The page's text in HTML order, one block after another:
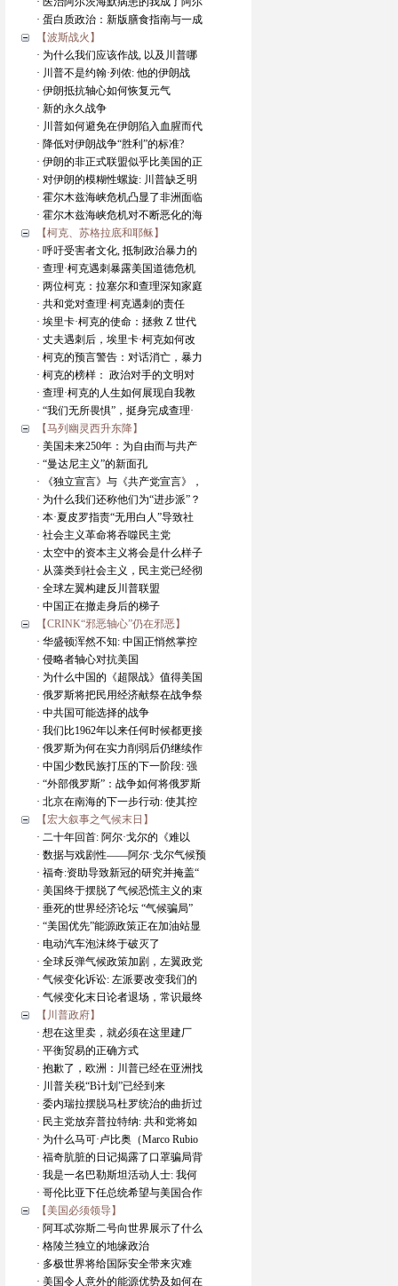
· 蛋白质政治：新版膳食指南与一成
【波斯战火】
· 为什么我们应该作战, 以及川普哪
· 川普不是约翰·列侬: 他的伊朗战
· 伊朗抵抗轴心如何恢复元气
· 新的永久战争
· 川普如何避免在伊朗陷入血腥而代
· 降低对伊朗战争“胜利”的标准?
· 伊朗的非正式联盟似乎比美国的正
· 对伊朗的模糊性螺旋: 川普缺乏明
· 霍尔木兹海峡危机凸显了非洲面临
· 霍尔木兹海峡危机对不断恶化的海
【柯克、苏格拉底和耶稣】
· 呼吁受害者文化, 抵制政治暴力的
· 查理·柯克遇刺暴露美国道德危机
· 两位柯克：拉塞尔和查理深知家庭
· 共和党对查理·柯克遇刺的责任
· 埃里卡·柯克的使命：拯救 Z 世代
· 丈夫遇刺后，埃里卡·柯克如何改
· 柯克的预言警告：对话消亡，暴力
· 柯克的榜样： 政治对手的文明对
· 查理·柯克的人生如何展现自我教
· “我们无所畏惧”，挺身完成查理·
【马列幽灵西升东降】
· 美国未来250年：为自由而与共产
· “曼达尼主义”的新面孔
· 《独立宣言》与《共产党宣言》，
· 为什么我们还称他们为“进步派”？
· 本·夏皮罗指责“无用白人”导致社
· 社会主义革命将吞噬民主党
· 太空中的资本主义将会是什么样子
· 从藻类到社会主义，民主党已经彻
· 全球左翼构建反川普联盟
· 中国正在撤走身后的梯子
【CRINK“邪恶轴心”仍在邪恶】
· 华盛顿浑然不知: 中国正悄然掌控
· 侵略者轴心对抗美国
· 为什么中国的《超限战》值得美国
· 俄罗斯将把民用经济献祭在战争祭
· 中共国可能选择的战争
· 我们比1962年以来任何时候都更接
· 俄罗斯为何在实力削弱后仍继续作
· 中国少数民族打压的下一阶段: 强
· “外部俄罗斯”：战争如何将俄罗斯
· 北京在南海的下一步行动: 使其控
【宏大叙事之气候末日】
· 二十年回首: 阿尔·戈尔的《难以
· 数据与戏剧性——阿尔·戈尔气候预
· 福奇:资助导致新冠的研究并掩盖“
· 美国终于摆脱了气候恐慌主义的束
· 垂死的世界经济论坛 “气候骗局”
· “美国优先”能源政策正在加油站显
· 电动汽车泡沫终于破灭了
· 全球反弹气候政策加剧，左翼政党
· 气候变化诉讼: 左派要改变我们的
· 气候变化末日论者退场，常识最终
【川普政府】
· 想在这里卖，就必须在这里建厂
· 平衡贸易的正确方式
· 抱歉了，欧洲：川普已经在亚洲找
· 川普关税“B计划”已经到来
· 委内瑞拉摆脱马杜罗统治的曲折过
· 民主党放弃普拉特纳: 共和党将如
· 为什么马可·卢比奥（Marco Rubio
· 福奇肮脏的日记揭露了口罩骗局背
· 我是一名巴勒斯坦活动人士: 我何
· 哥伦比亚下任总统希望与美国合作
【美国必须领导】
· 阿耳忒弥斯二号向世界展示了什么
· 格陵兰独立的地缘政治
· 多极世界将给国际安全带来灾难
· 美国令人意外的能源优势及如何在